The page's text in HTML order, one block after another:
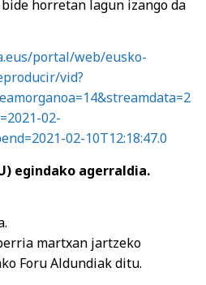
horretan lagun izango da
portal/web/eusko-
vid?
02-
02-10T12:18:47.0
egindako agerraldia.
martxan jartzeko
Foru Aldundiak ditu.